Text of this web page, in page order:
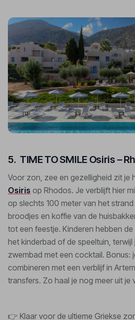
5. TIME TO SMILE Osiris –
Voor zon, zee en gezelligheid zit je
Osiris op Rhodos. Je verblijft hier
op slechts 100 meter van het strand
broodjes en koffie van de
tot een feestje. Kinderen hebben de
het kinderbad of de speeltuin,
zwembad met een cocktail. Bonus:
combineren met een verblijf in
transfers. Zo haal je nog meer uit je
👉 Klaar voor de ultieme Griekse